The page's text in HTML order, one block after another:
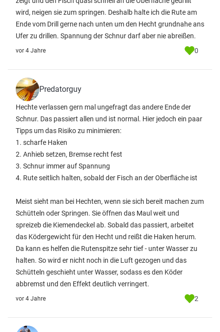
wird, neigen sie zum springen. Deshalb halte ich die Rute am
Ende vom Drill gerne nach unten um den Hecht grundnahe ans
Ufer zu drillen. Spannung der Schnur darf aber nie abreißen.
vor 4 Jahre 0
Predatorguy
Hechte verlassen gern mal ungefragt das andere Ende der
Schnur. Das passiert allen und ist normal. Hier jedoch ein paar
Tipps um das Risiko zu minimieren:
1. scharfe Haken
2. Anhieb setzen, Bremse recht fest
3. Schnur immer auf Spannung
4. Rute seitlich halten, sobald der Fisch an der Oberfläche ist
Meist sieht man bei Hechten, wenn sie sich bereit machen zum
Schütteln oder Springen. Sie öffnen das Maul weit und
spreizeb die Kiemendeckel ab. Sobald das passiert, arbeitet
das Ködergewicht für den Hecht und reißt die Haken herum.
Da kann es helfen die Rutenspitze sehr tief - unter Wasser zu
halten. So wird er nicht noch in die Luft gezogen und das
Schütteln geschieht unter Wasser, sodass es den Köder
abbremst und den Effekt deutlich verringert.
vor 4 Jahre 2